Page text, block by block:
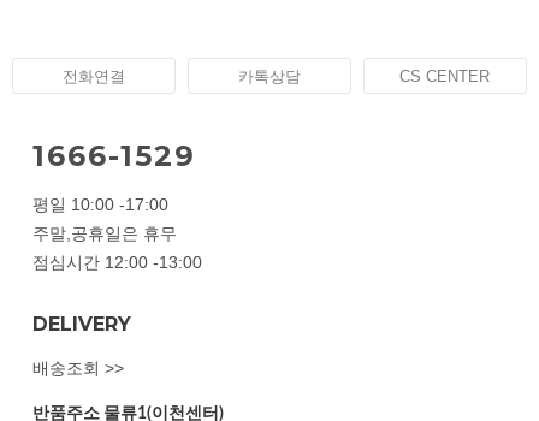
전화연결 카톡상담 CS CENTER
1666-1529
평일 10:00 -17:00
주말,공휴일은 휴무
점심시간 12:00 -13:00
DELIVERY
배송조회 >>
반품주소 물류1(이천센터)